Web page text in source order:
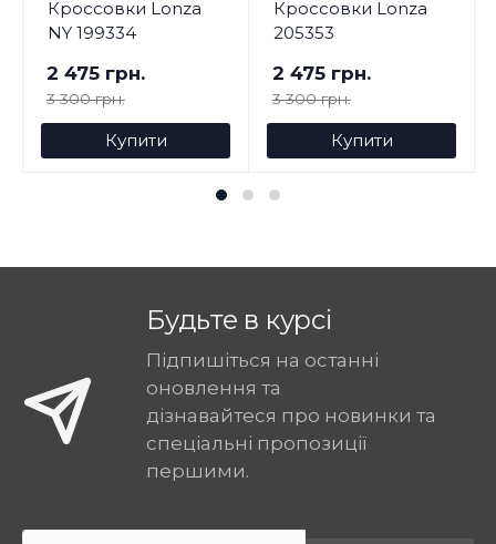
Кроссовки Lonza
NY 199334
2 475 грн.
3 300 грн.
Купити
Кроссовки Lonza
205353
2 475 грн.
3 300 грн.
Купити
Будьте в курсі
Підпишіться на останні
оновлення та
дізнавайтеся про новинки та
спеціальні пропозиції
першими.